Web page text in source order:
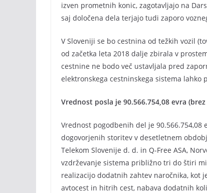
izven prometnih konic, zagotavljajo na
saj določena dela terjajo tudi zaporo
V Sloveniji se bo cestnina od težkih vozil
od začetka leta 2018 dalje zbirala v
cestnine ne bodo več ustavljala pred
elektronskega cestninskega sistema lahko
Vrednost posla je 90.566.754,08 evra (brez
Vrednost pogodbenih del je 90.566.754,08
dogovorjenih storitev v desetletnem
Telekom Slovenije d. d. in Q-Free ASA,
vzdrževanje sistema približno tri do štiri
realizacijo dodatnih zahtev naročnika, kot
avtocest in hitrih cest, nabava dodatnih